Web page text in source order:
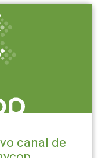
canal de